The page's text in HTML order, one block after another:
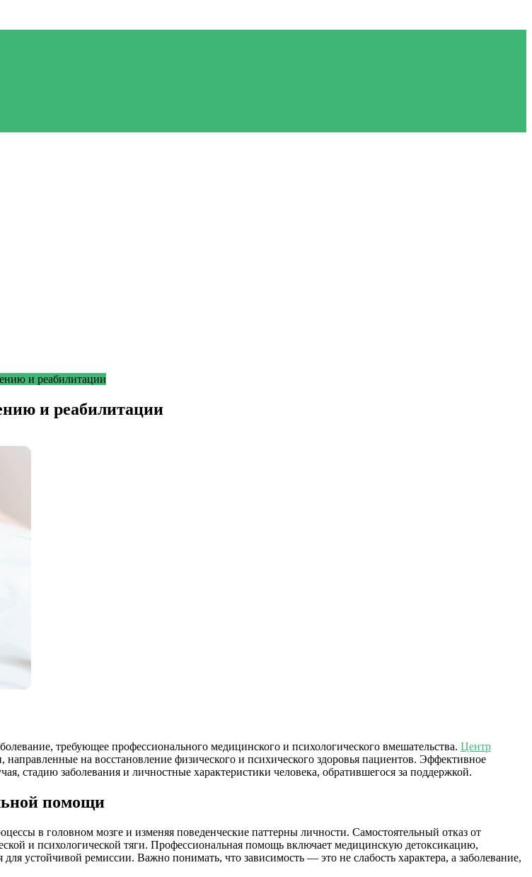
и реабилитации
и реабилитации
требующее профессионального медицинского и психологического вмешательства. Центр
на восстановление физического и психического здоровья пациентов. Эффективное
стадию заболевания и личностные характеристики человека, обратившегося за поддержкой.
помощи
в головном мозге и изменяя поведенческие паттерны личности. Самостоятельный отказ от
и психологической тяги. Профессиональная помощь включает медицинскую детоксикацию,
устойчивой ремиссии. Важно понимать, что зависимость — это не слабость характера, а заболевание,